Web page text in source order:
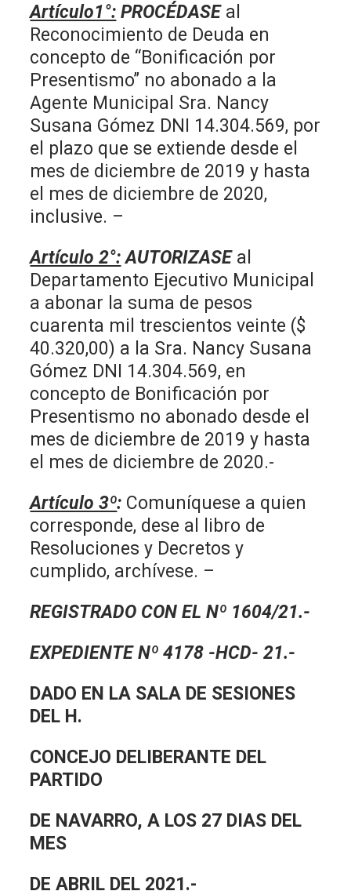
Artículo1°: PROCÉDASEal
Reconocimiento de Deuda en
concepto de “Bonificación por
Presentismo” no abonado a la
Agente Municipal Sra. Nancy
Susana Gómez DNI 14.304.569, por
el plazo que se extiende desde el
mes de diciembre de 2019 y hasta
el mes de diciembre de 2020,
inclusive. –
Artículo 2°: AUTORIZASEal
Departamento Ejecutivo Municipal
a abonar la suma de pesos
cuarenta mil trescientos veinte ($
40.320,00) a la Sra. Nancy Susana
Gómez DNI 14.304.569, en
concepto de Bonificación por
Presentismo no abonado desde el
mes de diciembre de 2019 y hasta
el mes de diciembre de 2020.-
Artículo 3º: Comuníquese a quien
corresponde, dese al libro de
Resoluciones y Decretos y
cumplido, archívese. –
REGISTRADO CON EL Nº 1604/21.-
EXPEDIENTE Nº 4178 -HCD- 21.-
DADO EN LA SALA DE SESIONES
DEL H.
CONCEJO DELIBERANTE DEL
PARTIDO
DE NAVARRO, A LOS 27 DIAS DEL
MES
DE ABRIL DEL 2021.-